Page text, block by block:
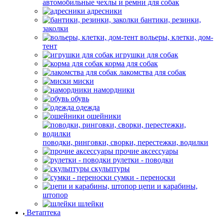
автомобильные чехлы и ремни для собак
адресники
бантики, резинки,
заколки
вольеры, клетки, дом-
тент
игрушки для собак
корма для собак
лакомства для собак
миски
намордники
обувь
одежда
ошейники
поводки, ринговки, сворки, перестежки, водилки
прочие аксессуары
рулетки - поводки
скульптуры
сумки - переноски
цепи и карабины,
штопор
шлейки
Ветаптека